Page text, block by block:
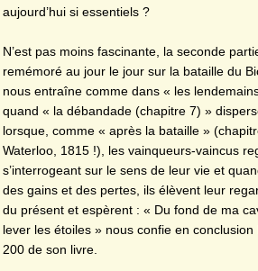
aujourd’hui si essentiels ?
N’est pas moins fascinante, la seconde
remémoré au jour le jour sur la bataille du
nous entraîne comme dans « les
quand « la débandade (chapitre 7) »
lorsque, comme « après la bataille »
Waterloo, 1815 !), les vainqueurs-vaincus
s’interrogeant sur le sens de leur vie et
des gains et des pertes, ils élèvent leur
du présent et espèrent : « Du fond de ma
lever les étoiles » nous confie en
200 de son livre.